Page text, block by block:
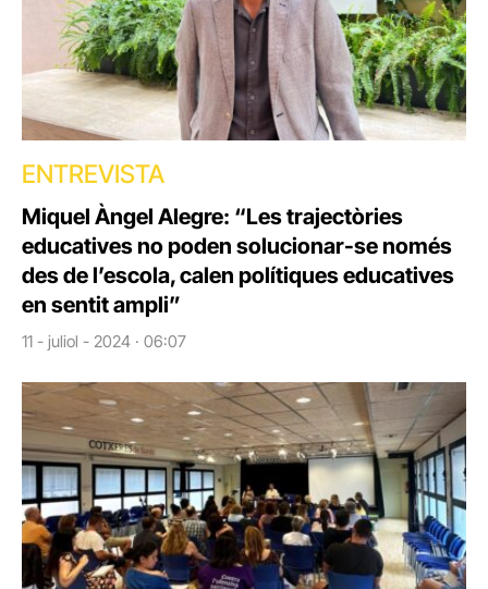
ENTREVISTA
Miquel Àngel Alegre: “Les trajectòries
educatives no poden solucionar-se només
des de l’escola, calen polítiques educatives
en sentit ampli”
11 - juliol - 2024 · 06:07